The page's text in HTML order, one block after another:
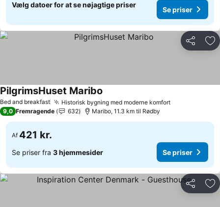
Vælg datoer for at se nøjagtige priser
Se priser
Del
Bed and breakfast Historisk bygning med moderne komfort
PilgrimsHuset Maribo
9,0 Fremragende 632 Maribo, 11.3 km til Rødby
Af 421 kr.
Se priser fra 3 hjemmesider Se priser
Del